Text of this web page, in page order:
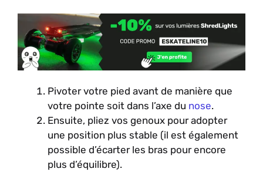
Pivoter votre pied avant de manière que
votre pointe soit dans l’axe du nose.
Ensuite, pliez vos genoux pour adopter
une position plus stable (il est également
possible d’écarter les bras pour encore
plus d’équilibre).